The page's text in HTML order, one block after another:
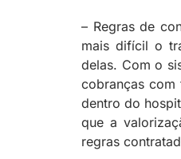
– Regras de
mais difícil o
delas. Com o
cobranças com
dentro do
que a
regras